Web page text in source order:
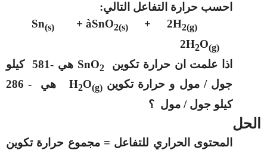
احسب حرارة التفاعل التالي:
SnO2(s) + 2H2(g)
à
Sn(s)+
2H2O(g)
اذا علمت ان حرارة تكوين SnO2
هي -581 كيلو
جول / مول و حرارة تكوين
H2O(g)
هي - 286
كيلو جول / مول ؟
الحل
المحتوى الحراري للتفاعل = مجموع حرارة تكوين